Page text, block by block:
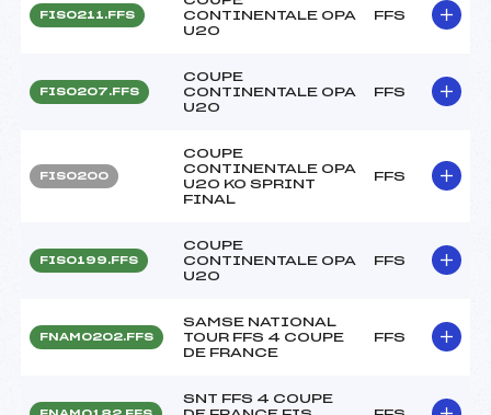
FIS0211.FFS
CONTINENTALE OPA
U20
FFS
FIS0207.FFS
COUPE
CONTINENTALE OPA
U20
FFS
FIS0200
COUPE
CONTINENTALE OPA
U20 KO SPRINT
FINAL
FFS
FIS0199.FFS
COUPE
CONTINENTALE OPA
U20
FFS
FNAM0202.FFS
SAMSE NATIONAL
TOUR FFS 4 COUPE
DE FRANCE
FFS
SNT FFS 4 COUPE